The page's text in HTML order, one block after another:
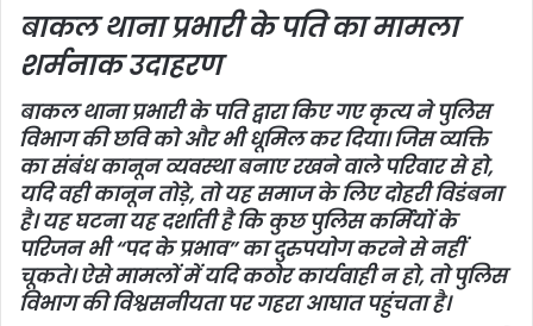
बाकल थाना प्रभारी के पति का मामला
शर्मनाक उदाहरण
बाकल थाना प्रभारी के पति द्वारा किए गए कृत्य ने पुलिस
विभाग की छवि को और भी धूमिल कर दिया। जिस व्यक्ति
का संबंध कानून व्यवस्था बनाए रखने वाले परिवार से हो,
यदि वही कानून तोड़े, तो यह समाज के लिए दोहरी विडंबना
है। यह घटना यह दर्शाती है कि कुछ पुलिस कर्मियों के
परिजन भी “पद के प्रभाव” का दुरुपयोग करने से नहीं
चूकते। ऐसे मामलों में यदि कठोर कार्यवाही न हो, तो पुलिस
विभाग की विश्वसनीयता पर गहरा आघात पहुंचता है।